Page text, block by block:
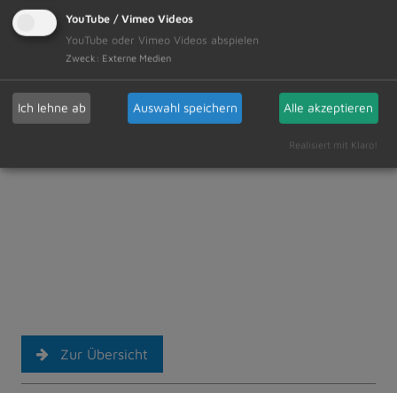
Komm mit, komm mit - wir wollen rodeln gehen! Am
Freitag, den 16.01.2026 fahren wir mit dem Zug an die
Infos und Anmeldung unter www.unser-
ferienprogramm.de/dietmannsried.
Zur Übersicht
YouTube / Vimeo Videos
YouTube oder Vimeo Videos abspielen
Zweck : Externe Medien
Ich lehne ab Auswahl speichern Alle akzeptieren
Realisiert mit Klaro!